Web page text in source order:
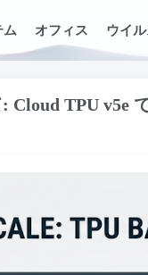
ム オフィス ウイ
TPU v5e